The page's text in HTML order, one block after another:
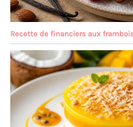
Recette de financiers aux